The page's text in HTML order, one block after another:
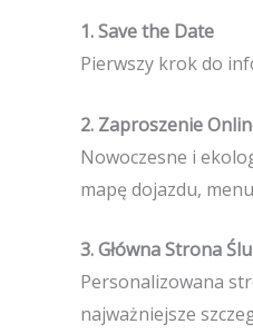
1. Save the Date
Pierwszy krok do
2. Zaproszenie
Nowoczesne i
mapę dojazdu,
3. Główna Strona
Personalizowana
najważniejsze